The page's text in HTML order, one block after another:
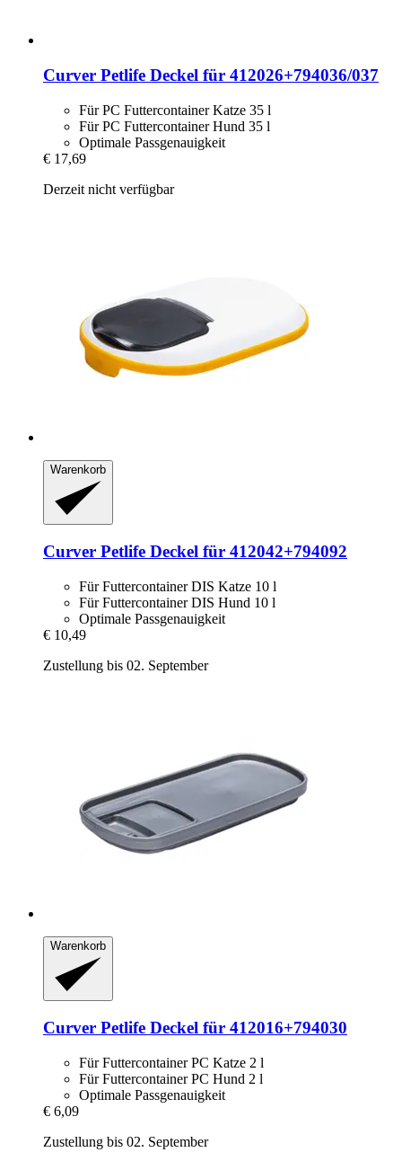
Curver Petlife Deckel für 412026+794036/037
Für PC Futtercontainer Katze 35 l
Für PC Futtercontainer Hund 35 l
Optimale Passgenauigkeit
€ 17,69
Derzeit nicht verfügbar
Warenkorb
Curver Petlife Deckel für 412042+794092
Für Futtercontainer DIS Katze 10 l
Für Futtercontainer DIS Hund 10 l
Optimale Passgenauigkeit
€ 10,49
Zustellung bis 02. September
Warenkorb
Curver Petlife Deckel für 412016+794030
Für Futtercontainer PC Katze 2 l
Für Futtercontainer PC Hund 2 l
Optimale Passgenauigkeit
€ 6,09
Zustellung bis 02. September